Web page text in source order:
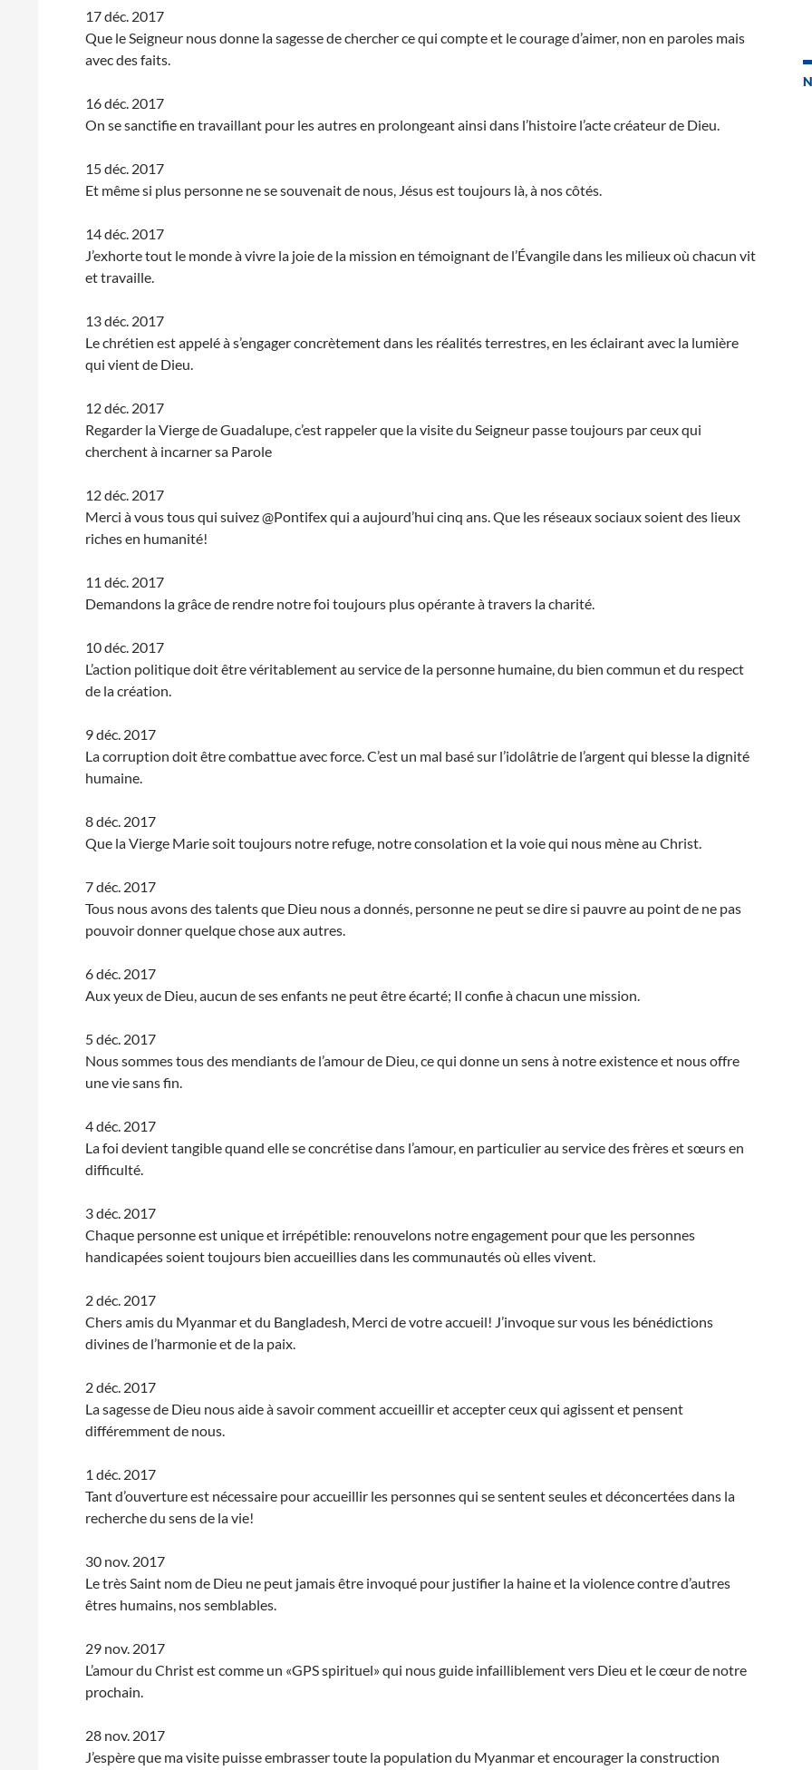
17 déc. 2017
Que le Seigneur nous donne la sagesse de chercher ce qui compte et le courage d’aimer, non en paroles mais
avec des faits.
16 déc. 2017
On se sanctifie en travaillant pour les autres en prolongeant ainsi dans l’histoire l’acte créateur de Dieu.
15 déc. 2017
Et même si plus personne ne se souvenait de nous, Jésus est toujours là, à nos côtés.
14 déc. 2017
J’exhorte tout le monde à vivre la joie de la mission en témoignant de l’Évangile dans les milieux où chacun vit
et travaille.
13 déc. 2017
Le chrétien est appelé à s’engager concrètement dans les réalités terrestres, en les éclairant avec la lumière
qui vient de Dieu.
12 déc. 2017
Regarder la Vierge de Guadalupe, c’est rappeler que la visite du Seigneur passe toujours par ceux qui
cherchent à incarner sa Parole
12 déc. 2017
Merci à vous tous qui suivez @Pontifex qui a aujourd’hui cinq ans. Que les réseaux sociaux soient des lieux
riches en humanité!
11 déc. 2017
Demandons la grâce de rendre notre foi toujours plus opérante à travers la charité.
10 déc. 2017
L’action politique doit être véritablement au service de la personne humaine, du bien commun et du respect
de la création.
9 déc. 2017
La corruption doit être combattue avec force. C’est un mal basé sur l’idolâtrie de l’argent qui blesse la dignité
humaine.
8 déc. 2017
Que la Vierge Marie soit toujours notre refuge, notre consolation et la voie qui nous mène au Christ.
7 déc. 2017
Tous nous avons des talents que Dieu nous a donnés, personne ne peut se dire si pauvre au point de ne pas
pouvoir donner quelque chose aux autres.
6 déc. 2017
Aux yeux de Dieu, aucun de ses enfants ne peut être écarté; Il confie à chacun une mission.
5 déc. 2017
Nous sommes tous des mendiants de l’amour de Dieu, ce qui donne un sens à notre existence et nous offre
une vie sans fin.
4 déc. 2017
La foi devient tangible quand elle se concrétise dans l’amour, en particulier au service des frères et sœurs en
difficulté.
3 déc. 2017
Chaque personne est unique et irrépétible: renouvelons notre engagement pour que les personnes
handicapées soient toujours bien accueillies dans les communautés où elles vivent.
2 déc. 2017
Chers amis du Myanmar et du Bangladesh, Merci de votre accueil! J’invoque sur vous les bénédictions
divines de l’harmonie et de la paix.
2 déc. 2017
La sagesse de Dieu nous aide à savoir comment accueillir et accepter ceux qui agissent et pensent
différemment de nous.
1 déc. 2017
Tant d’ouverture est nécessaire pour accueillir les personnes qui se sentent seules et déconcertées dans la
recherche du sens de la vie!
30 nov. 2017
Le très Saint nom de Dieu ne peut jamais être invoqué pour justifier la haine et la violence contre d’autres
êtres humains, nos semblables.
29 nov. 2017
L’amour du Christ est comme un «GPS spirituel» qui nous guide infailliblement vers Dieu et le cœur de notre
prochain.
28 nov. 2017
J’espère que ma visite puisse embrasser toute la population du Myanmar et encourager la construction